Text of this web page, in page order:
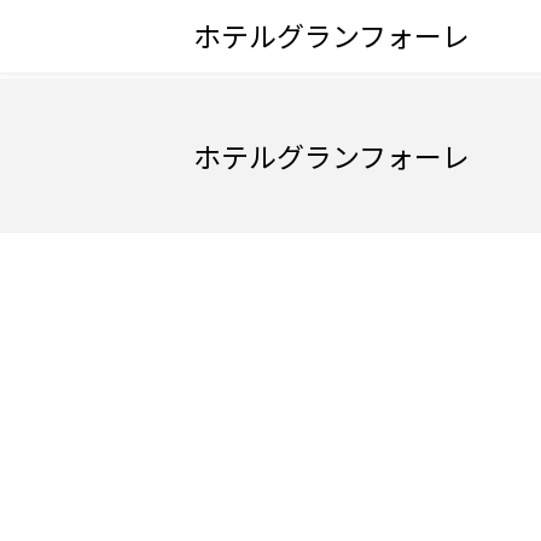
ホテルグランフォーレ
ホテルグランフォーレ